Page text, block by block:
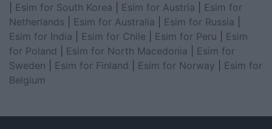
Esim for South Korea Esim for Austria
Esim for
Netherlands
Esim for Australia Esim for Russia
Esim for India
Esim for Chile Esim for Peru
Esim
for Poland
Esim for North Macedonia
Esim for
Sweden
Esim for Finland Esim for Norway
Esim for
Belgium